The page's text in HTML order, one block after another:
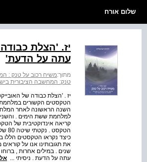
שלום אורח
יז. 'הצלת
עתה על הדעת'
מתוך:משיח רכוב על טנק :
טנק: המחשבה הציבורית בישראל
יז . 'הצלת כבודה של
הטקסטים הקשורים במלחמת
השנה הראשונה לאחר
למלחמת ששת הימים .
כיצד נקראו הטקסטים הללו
את תגובותינו אנו על
שנים . במילים אחרות ,
עתה על הדעת . ניסיתי ...